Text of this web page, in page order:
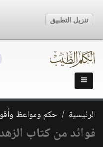
الرئيسية حكم ومواعظ
فوائد من كتاب الزهد
تنزيل التطبيق